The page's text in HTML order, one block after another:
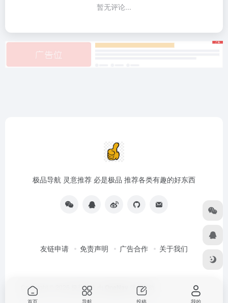
暂无评论...
极品导航 灵意推荐 必是极品 推荐各类有趣的好东西
友链申请 免责声明 广告合作 关于我们
Copyright © 2026 极品导航 强力驱动
首页 导航 投稿 我的